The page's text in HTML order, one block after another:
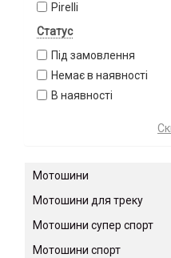
Pirelli
Статус
Під замовлення
Немає в наявності
В наявності
Мотошини
Мотошини для треку
Мотошини супер спорт
Мотошини спорт